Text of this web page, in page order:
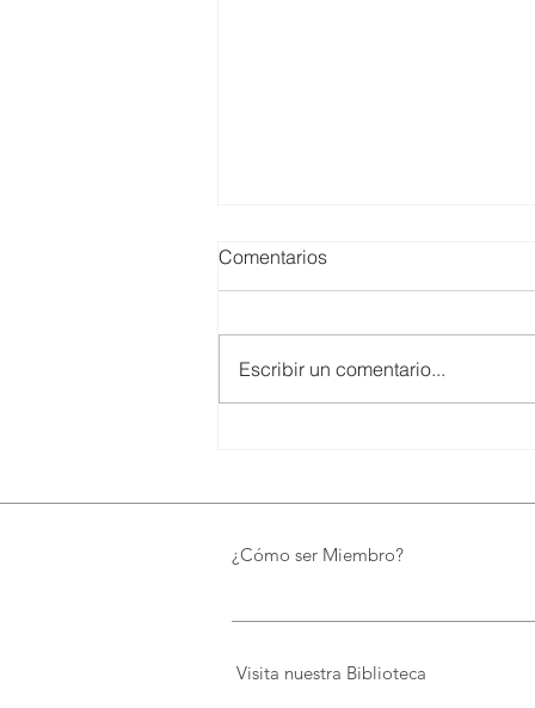
Biblioteca de FUNDACIÓN
preserva el patrimonio y
Comentarios
Escribir un comentario...
¿Cómo ser Miembro?
Visita nuestra Biblioteca